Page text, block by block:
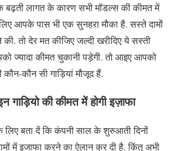
बढ़ती लागत के कारण सभी मॉडल्स की कीमत में
आपके पास भी एक सुनहरा मौका है. सस्ते दामों
तो देर मत कीजिए जल्दी खरीदिए ये सस्ती
ज्यादा कीमत चुकानी पड़ेगी. तो आइए आपको
कौन सी गाड़ियां मौजूद हैं.
की कीमत में होगी इज़ाफा
लिए बता दें कि कंपनी साल के शुरुआती दिनों
में इजाफा करने का ऐलान कर दी है. किंतु अभी